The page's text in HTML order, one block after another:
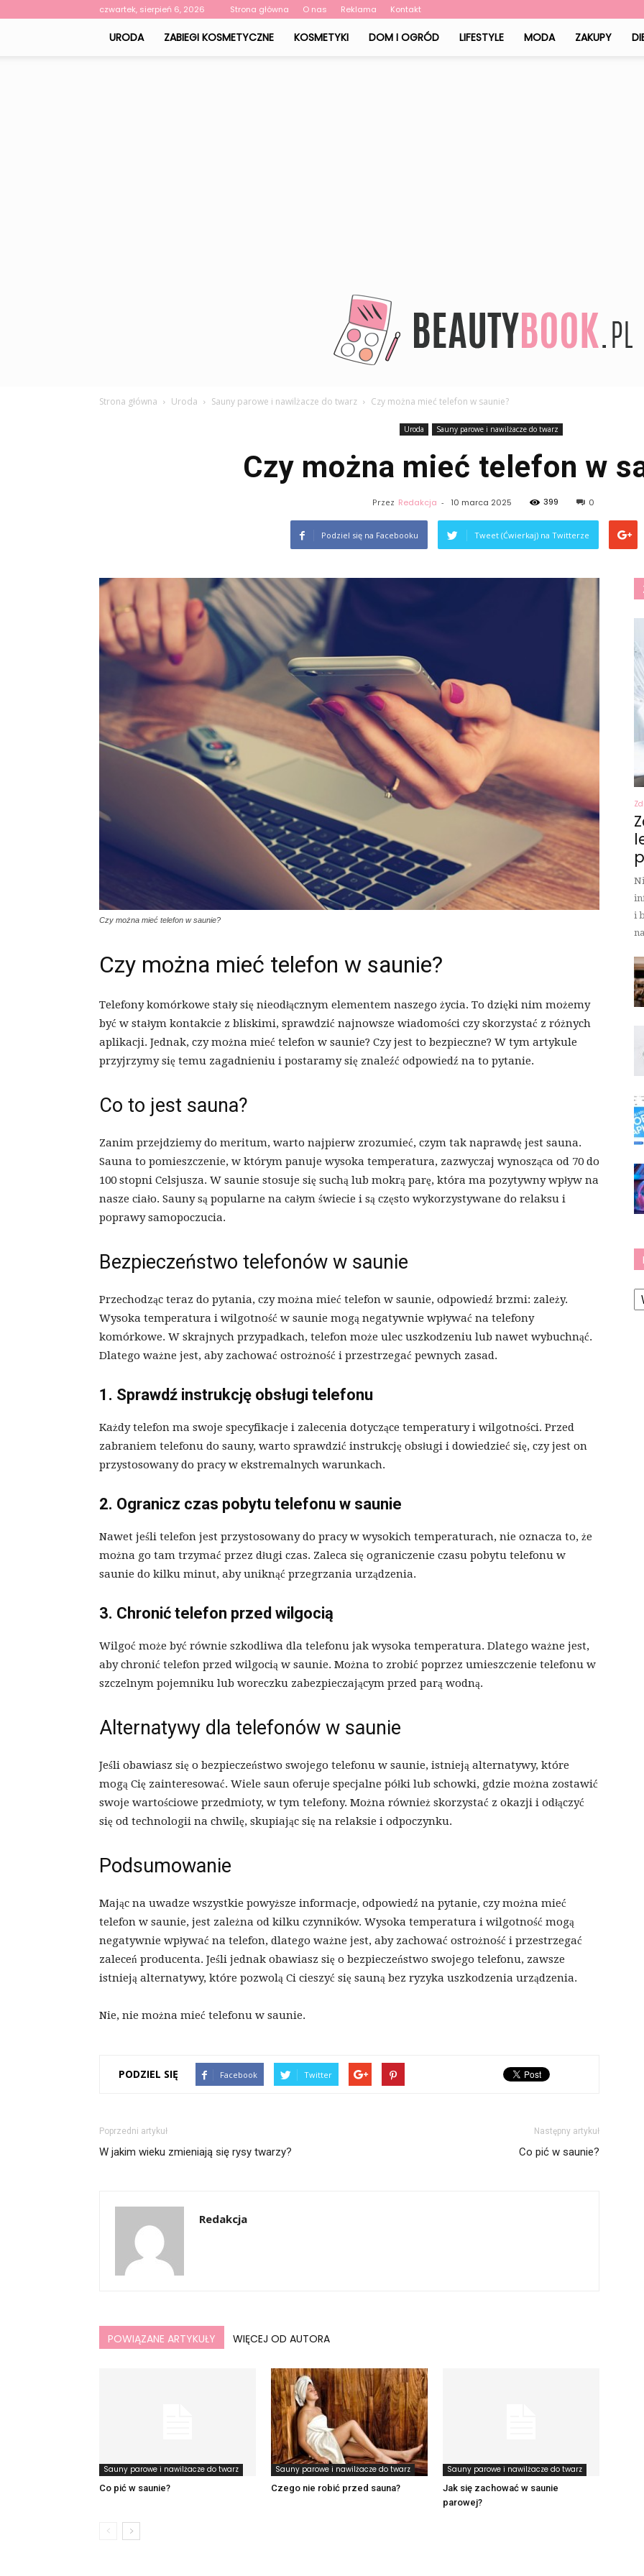
czwartek, sierpień 6, 2026 Strona główna O nas Reklama Kontakt
URODA ZABIEGI KOSMETYCZNE KOSMETYKI DOM I OGRÓD LIFESTYLE MODA ZAKUPY
BeautyBook.pl
Strona główna Uroda Sauny parowe i nawilżacze do twarz Czy można mieć telefon w saunie?
Uroda Sauny parowe i nawilżacze do twarz
Czy można mieć telefon w
Przez Redakcja - 10 marca 2025 399 0
Podziel się na Facebooku Tweet (Ćwierkaj) na Twitterze
Czy można mieć telefon w saunie?
Czy można mieć telefon w saunie?
Telefony komórkowe stały się nieodłącznym elementem naszego życia. To dzięki nim możemy
być w stałym kontakcie z bliskimi, sprawdzić najnowsze wiadomości czy skorzystać z różnych
aplikacji. Jednak, czy można mieć telefon w saunie? Czy jest to bezpieczne? W tym artykule
przyjrzymy się temu zagadnieniu i postaramy się znaleźć odpowiedź na to pytanie.
Co to jest sauna?
Zanim przejdziemy do meritum, warto najpierw zrozumieć, czym tak naprawdę jest sauna.
Sauna to pomieszczenie, w którym panuje wysoka temperatura, zazwyczaj wynosząca od 70 do
100 stopni Celsjusza. W saunie stosuje się suchą lub mokrą parę, która ma pozytywny wpływ na
nasze ciało. Sauny są popularne na całym świecie i są często wykorzystywane do relaksu i
poprawy samopoczucia.
Bezpieczeństwo telefonów w saunie
Przechodząc teraz do pytania, czy można mieć telefon w saunie, odpowiedź brzmi: zależy.
Wysoka temperatura i wilgotność w saunie mogą negatywnie wpływać na telefony
komórkowe. W skrajnych przypadkach, telefon może ulec uszkodzeniu lub nawet wybuchnąć.
Dlatego ważne jest, aby zachować ostrożność i przestrzegać pewnych zasad.
1. Sprawdź instrukcję obsługi telefonu
Każdy telefon ma swoje specyfikacje i zalecenia dotyczące temperatury i wilgotności. Przed
zabraniem telefonu do sauny, warto sprawdzić instrukcję obsługi i dowiedzieć się, czy jest on
przystosowany do pracy w ekstremalnych warunkach.
2. Ogranicz czas pobytu telefonu w saunie
Nawet jeśli telefon jest przystosowany do pracy w wysokich temperaturach, nie oznacza to, że
można go tam trzymać przez długi czas. Zaleca się ograniczenie czasu pobytu telefonu w
saunie do kilku minut, aby uniknąć przegrzania urządzenia.
3. Chronić telefon przed wilgocią
Wilgoć może być równie szkodliwa dla telefonu jak wysoka temperatura. Dlatego ważne jest,
aby chronić telefon przed wilgocią w saunie. Można to zrobić poprzez umieszczenie telefonu w
szczelnym pojemniku lub woreczku zabezpieczającym przed parą wodną.
Alternatywy dla telefonów w saunie
Jeśli obawiasz się o bezpieczeństwo swojego telefonu w saunie, istnieją alternatywy, które
mogą Cię zainteresować. Wiele saun oferuje specjalne półki lub schowki, gdzie można zostawić
swoje wartościowe przedmioty, w tym telefony. Można również skorzystać z okazji i odłączyć
się od technologii na chwilę, skupiając się na relaksie i odpoczynku.
Podsumowanie
Mając na uwadze wszystkie powyższe informacje, odpowiedź na pytanie, czy można mieć
telefon w saunie, jest zależna od kilku czynników. Wysoka temperatura i wilgotność mogą
negatywnie wpływać na telefon, dlatego ważne jest, aby zachować ostrożność i przestrzegać
zaleceń producenta. Jeśli jednak obawiasz się o bezpieczeństwo swojego telefonu, zawsze
istnieją alternatywy, które pozwolą Ci cieszyć się sauną bez ryzyka uszkodzenia urządzenia.
Nie, nie można mieć telefonu w saunie.
PODZIEL SIĘ Facebook Twitter
Poprzedni artykuł
W jakim wieku zmieniają się rysy twarzy?
Następny artykuł
Co pić w saunie?
Redakcja
POWIĄZANE ARTYKUŁY WIĘCEJ OD AUTORA
Sauny parowe i nawilżacze do twarz
Co pić w saunie?
Sauny parowe i nawilżacze do twarz
Czego nie robić przed sauna?
Sauny parowe i nawilżacze do twarz
Jak się zachować w saunie
parowej?
i